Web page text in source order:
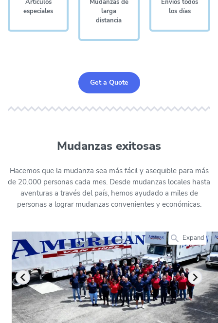
Artículos
especiales
Mudanzas de
larga
distancia
Envíos todos
los días
Get a Quote
Mudanzas exitosas
Hacemos que la mudanza sea más fácil y asequible para más
de 20.000 personas cada mes. Desde mudanzas locales hasta
aventuras a través del país, hemos ayudado a miles de
personas a lograr mudanzas convenientes y económicas.
Expand